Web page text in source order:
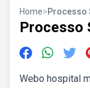
Home>Processo
Processo
Webo hospital